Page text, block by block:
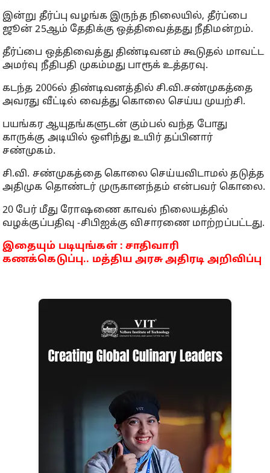
இன்று தீர்ப்பு வழங்க இருந்த நிலையில், தீர்ப்பை
ஜூன் 25ஆம் தேதிக்கு ஒத்திவைத்தது நீதிமன்றம்.
தீர்ப்பை ஒத்திவைத்து திண்டிவனம் கூடுதல் மாவட்ட
அமர்வு நீதிபதி முகம்மது பாரூக் உத்தரவு.
கடந்த 2006ல் திண்டிவனத்தில் சி.வி.சண்முகத்தை
அவரது வீட்டில் வைத்து கொலை செய்ய முயற்சி.
பயங்கர ஆயுதங்களுடன் கும்பல் வந்த போது
காருக்கு அடியில் ஒளிந்து உயிர் தப்பினார்
சண்முகம்.
சி.வி. சண்முகத்தை கொலை செய்யவிடாமல் தடுத்த
அதிமுக தொண்டர் முருகானந்தம் என்பவர் கொலை.
20 பேர் மீது ரோஷணை காவல் நிலையத்தில்
வழக்குப்பதிவு -சிபிஐக்கு விசாரணை மாற்றப்பட்டது.
இதையும் படியுங்கள் : சாதிவாரி
கணக்கெடுப்பு.. மத்திய அரசு அதிரடி அறிவிப்பு